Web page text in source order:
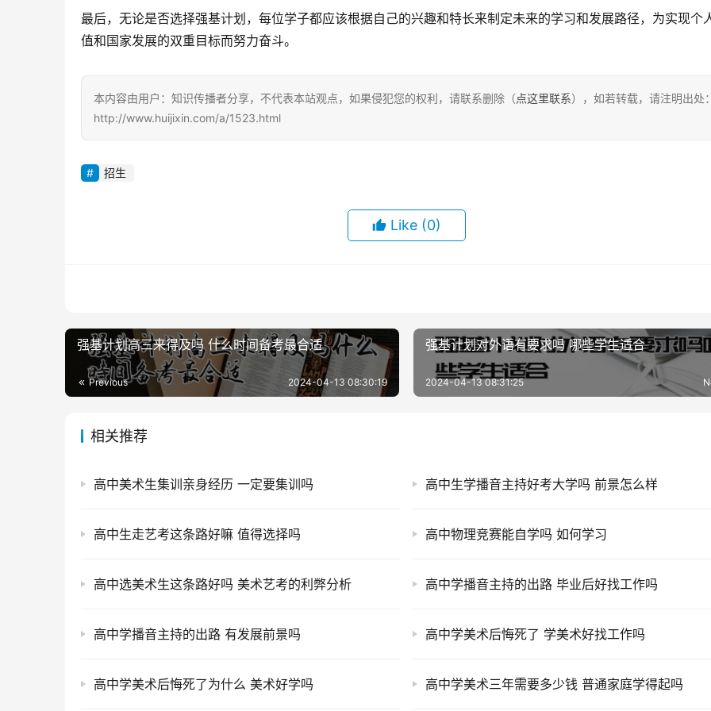
最后，无论是否选择强基计划，每位学子都应该根据自己的兴趣和特长来制定未来的学习和发展路径，为实现个
值和国家发展的双重目标而努力奋斗。
本内容由用户：知识传播者分享，不代表本站观点，如果侵犯您的权利，请联系删除（点这里联系），如若转载，请注明出处
http://www.huijixin.com/a/1523.html
招生
Like (0)
强基计划高三来得及吗 什么时间备考最合适
Previous 2024-04-13 08:30:19
强基计划对外语有要求吗 哪些学生适合
2024-04-13 08:31:25
相关推荐
高中美术生集训亲身经历 一定要集训吗 高中生学播音主持好考大学吗 前景怎么样
高中生走艺考这条路好嘛 值得选择吗 高中物理竞赛能自学吗 如何学习
高中选美术生这条路好吗 美术艺考的利弊分析 高中学播音主持的出路 毕业后好找工作吗
高中学播音主持的出路 有发展前景吗 高中学美术后悔死了 学美术好找工作吗
高中学美术后悔死了为什么 美术好学吗 高中学美术三年需要多少钱 普通家庭学得起吗